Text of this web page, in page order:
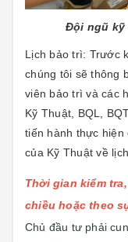
Đội ngũ kỹ
Lịch bảo trì: Trước
chúng tôi sẽ thông
viên bảo trì và các
Kỹ Thuật, BQL,
tiến hành thực hiện
của Kỹ Thuật về
Thời gian kiểm
chiều hoặc theo
Chủ đầu tư phải